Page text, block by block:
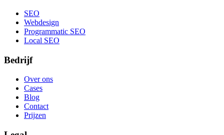
SEO
Webdesign
Programmatic SEO
Local SEO
Bedrijf
Over ons
Cases
Blog
Contact
Prijzen